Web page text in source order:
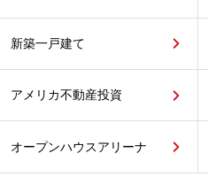
新築一戸建て
アメリカ不動産投資
オープンハウスアリーナ